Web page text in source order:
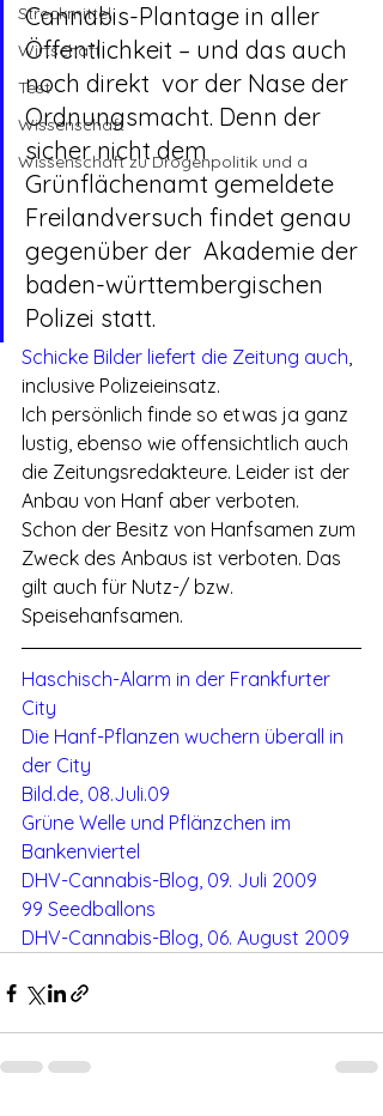
Streckmittel
Wirtschaft
Test
Wissenschaft
Wissenschaft zu Drogenpolitik und a
Cannabis-Plantage in aller
Öffentlichkeit – und das auch
noch direkt  vor der Nase der
Ordnungsmacht. Denn der
sicher nicht dem
Grünflächenamt gemeldete
Freilandversuch findet genau
gegenüber der  Akademie der
baden-württembergischen
Polizei statt.
Schicke Bilder liefert die Zeitung auch,
inclusive Polizeieinsatz.
Ich persönlich finde so etwas ja ganz
lustig, ebenso wie offensichtlich auch
die Zeitungsredakteure. Leider ist der
Anbau von Hanf aber verboten.
Schon der Besitz von Hanfsamen zum
Zweck des Anbaus ist verboten. Das
gilt auch für Nutz-/ bzw.
Speisehanfsamen.
Haschisch-Alarm in der Frankfurter
City
Die Hanf-Pflanzen wuchern überall in
der City
Bild.de, 08.Juli.09
Grüne Welle und Pflänzchen im
Bankenviertel
DHV-Cannabis-Blog, 09. Juli 2009
99 Seedballons
DHV-Cannabis-Blog, 06. August 2009